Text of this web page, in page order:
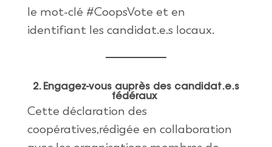
le mot-clé #CoopsVote et en
identifiant les candidat.e.s locaux.
2. Engagez-vous auprès des candidat.e.s
fédéraux
Cette déclaration des
coopératives,rédigée en collaboration